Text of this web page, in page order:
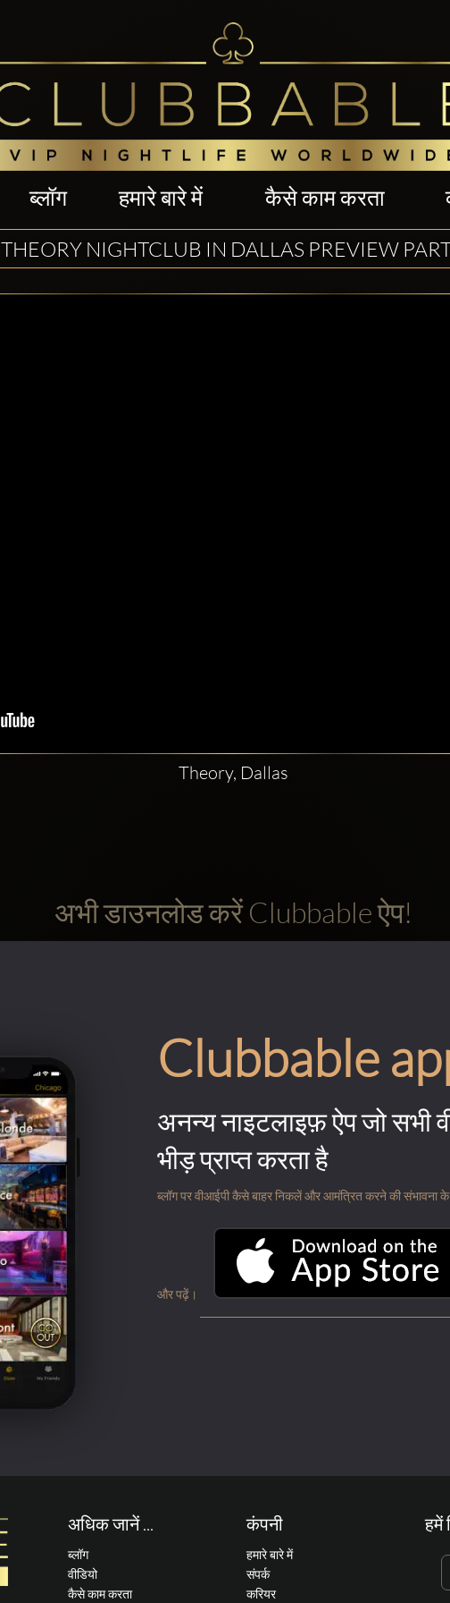
ब्लॉग हमारे बारे में कैसे काम करता
THEORY NIGHTCLUB IN DALLAS PREVIEW
Theory, Dallas
अभी डाउनलोड करें Clubbable ऐप!
Clubbable
अनन्य नाइटलाइफ़ ऐप जो सभी
भीड़ प्राप्त करता है
ब्लॉग पर वीआईपी कैसे बाहर निकलें और आमंत्रित करने की संभावना के
और पढ़ें।
अधिक जानें ...
ब्लॉग
वीडियो
कैसे काम करता
कंपनी
हमारे बारे में
संपर्क
करियर
हमें